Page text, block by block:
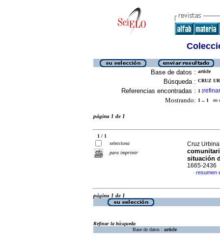
Base de datos : article
Búsqueda : CRUZ
Referencias encontradas : 1 [refinar
Mostrando: 1 .. 1 en
página 1 de 1
1 / 1
selecciona
para imprimir
Cruz
situación
1665-2436
· resumen
página 1 de 1
Refinar la búsqueda
Base de datos : article